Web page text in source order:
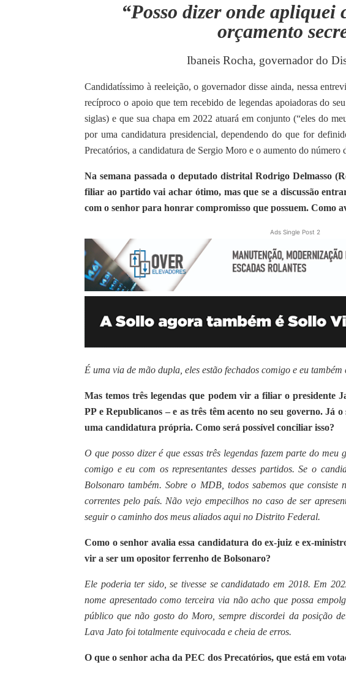
“Posso dizer onde apliquei
orçamento
Ibaneis Rocha, governador do
Candidatíssimo à reeleição, o governador disse ainda, nessa
recíproco o apoio que tem recebido de legendas apoiadoras do
siglas) e que sua chapa em 2022 atuará em conjunto (“eles do
por uma candidatura presidencial, dependendo do que for
Precatórios, a candidatura de Sergio Moro e o aumento do número
Na semana passada o deputado distrital Rodrigo Delmasso
filiar ao partido vai achar ótimo, mas que se a discussão
com o senhor para honrar compromisso que possuem. Como
Ads Single Post 2
É uma via de mão dupla, eles estão fechados comigo e eu também
Mas temos três legendas que podem vir a filiar o presidente
PP e Republicanos – e as três têm acento no seu governo.
uma candidatura própria. Como será possível conciliar isso?
O que posso dizer é que essas três legendas fazem parte do meu
comigo e eu com os representantes desses partidos. Se o
Bolsonaro também. Sobre o MDB, todos sabemos que
correntes pelo país. Não vejo empecilhos no caso de ser
seguir o caminho dos meus aliados aqui no Distrito Federal.
Como o senhor avalia essa candidatura do ex-juiz e ex-
vir a ser um opositor ferrenho de Bolsonaro?
Ele poderia ter sido, se tivesse se candidatado em 2018. Em
nome apresentado como terceira via não acho que possa
público que não gosto do Moro, sempre discordei da posição
Lava Jato foi totalmente equivocada e cheia de erros.
O que o senhor acha da PEC dos Precatórios, que está em